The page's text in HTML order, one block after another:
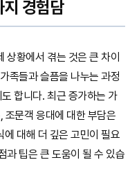
경험담
상황에서 겪는 것은 큰 차이
족들과 슬픔을 나누는 과정
합니다. 최근 증가하는 가
조문객 응대에 대한 부담은
대해 더 깊은 고민이 필요
과 팁은 큰 도움이 될 수 있습